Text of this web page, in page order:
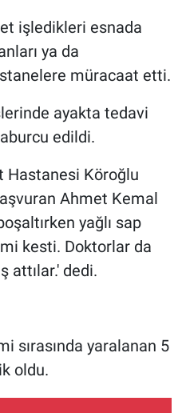
işledikleri esnada
ya da
müracaat etti.
ayakta tedavi
edildi.
Hastanesi Köroğlu
Ahmet Kemal
yağlı sap
kesti. Doktorlar da
attılar.' dedi.
sırasında yaralanan 5
oldu.